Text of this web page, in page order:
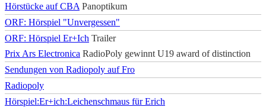
Hörstücke auf CBA Panoptikum
ORF: Hörspiel "Unvergessen"
ORF: Hörspiel Er+Ich Trailer
Prix Ars Electronica RadioPoly gewinnt U19 award of distinction
Sendungen von Radiopoly auf Fro
Radiopoly
Hörspiel:Er+ich:Leichenschmaus für Erich